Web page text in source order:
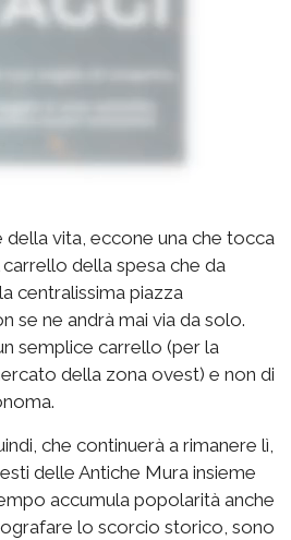
vita, eccone una che tocca
carrello della spesa che da
centralissima piazza
se ne andrà mai via da solo.
semplice carrello (per la
della zona ovest) e non di
che continuerà a rimanere lì,
delle Antiche Mura insieme
accumula popolarità anche
lo scorcio storico, sono